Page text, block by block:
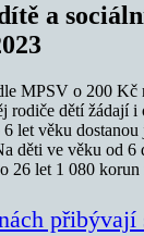
a
MPSV o 200 Kč
rodiče dětí žádají
let věku
děti ve věku od 6
26 let 1 080 korun
přibývají